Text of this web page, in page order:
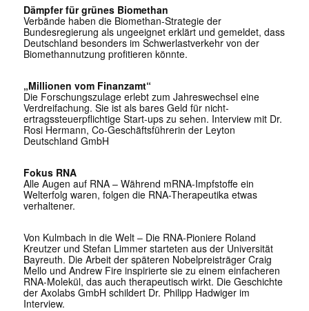
Dämpfer für grünes Biomethan
Verbände haben die Biomethan-Strategie der
Bundesregierung als ungeeignet erklärt und gemeldet, dass
Deutschland besonders im Schwerlastverkehr von der
Biomethannutzung profitieren könnte.
„Millionen vom Finanzamt“
Die Forschungszulage erlebt zum Jahreswechsel eine
Verdreifachung. Sie ist als bares Geld für nicht-
ertragssteuerpflichtige Start-ups zu sehen. Interview mit Dr.
Rosi Hermann, Co-Geschäftsführerin der Leyton
Deutschland GmbH
Fokus RNA
Alle Augen auf RNA – Während mRNA-Impfstoffe ein
Welterfolg waren, folgen die RNA-Therapeutika etwas
verhaltener.
Von Kulmbach in die Welt – Die RNA-Pioniere Roland
Kreutzer und Stefan Limmer starteten aus der Universität
Bayreuth. Die Arbeit der späteren Nobelpreisträger Craig
Mello und Andrew Fire inspirierte sie zu einem einfacheren
RNA-Molekül, das auch therapeutisch wirkt. Die Geschichte
der Axolabs GmbH schildert Dr. Philipp Hadwiger im
Interview.